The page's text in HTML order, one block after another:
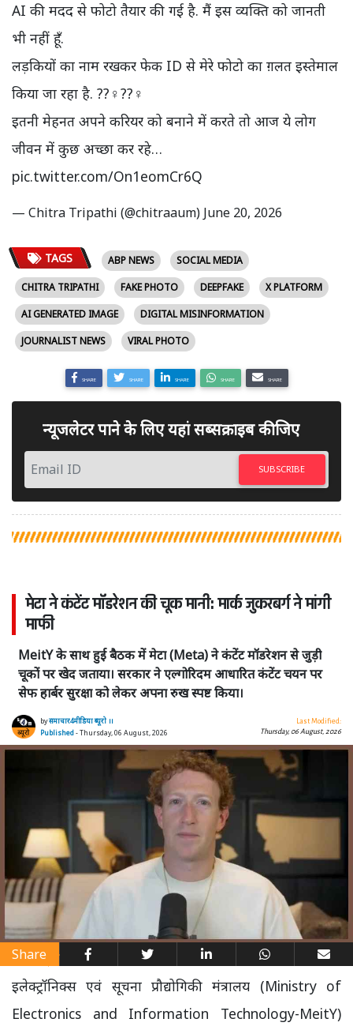
AI की मदद से फोटो तैयार की गई है. मैं इस व्यक्ति को जानती
भी नहीं हूँ.
लड़कियों का नाम रखकर फेक ID से मेरे फोटो का ग़लत इस्तेमाल
किया जा रहा है. ??‍♀️??‍♀️
इतनी मेहनत अपने करियर को बनाने में करते तो आज ये लोग
जीवन में कुछ अच्छा कर रहे…
pic.twitter.com/On1eomCr6Q
— Chitra Tripathi (@chitraaum) June 20, 2026
TAGS ABP NEWS
SOCIAL MEDIA
CHITRA TRIPATHI
FAKE PHOTO DEEPFAKE
X PLATFORM
AI GENERATED IMAGE
DIGITAL MISINFORMATION
JOURNALIST NEWS
VIRAL PHOTO
SHARE SHARE SHARE SHARE SHARE
न्यूजलेटर पाने के लिए यहां सब्सक्राइब कीजिए
SUBSCRIBE
मेटा ने कंटेंट मॉडरेशन की चूक मानी: मार्क जुकरबर्ग ने मांगी
माफी
MeitY के साथ हुई बैठक में मेटा (Meta) ने कंटेंट मॉडरेशन से जुड़ी
चूकों पर खेद जताया। सरकार ने एल्गोरिदम आधारित कंटेंट चयन पर
सेफ हार्बर सुरक्षा को लेकर अपना रुख स्पष्ट किया।
byसमाचार4मीडिया ब्यूरो ।।
Published- Thursday, 06 August, 2026
Last Modified:
Thursday, 06 August, 2026
Share
इलेक्ट्रॉनिक्स एवं सूचना प्रौद्योगिकी मंत्रालय (Ministry of
Electronics and Information Technology-MeitY)